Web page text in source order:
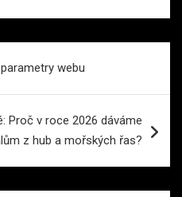
webu
Proč v roce 2026 dáváme
z hub a mořských řas?